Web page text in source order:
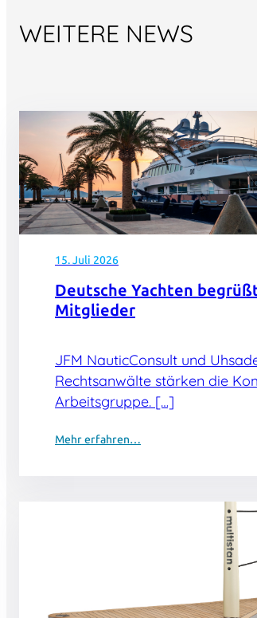
WEITERE NEWS
15. Juli 2026
Deutsche Yachten
Mitglieder
JFM NauticConsult und
Rechtsanwälte stärken die
Arbeitsgruppe. […]
Mehr erfahren…